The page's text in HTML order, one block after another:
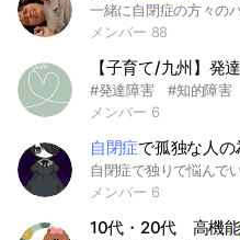
メンバー 88
【子育て/九州】発
メンバー 6
自閉症で孤独な人の
自閉症で独りで悩んで
メンバー 6
10代・20代 高機能